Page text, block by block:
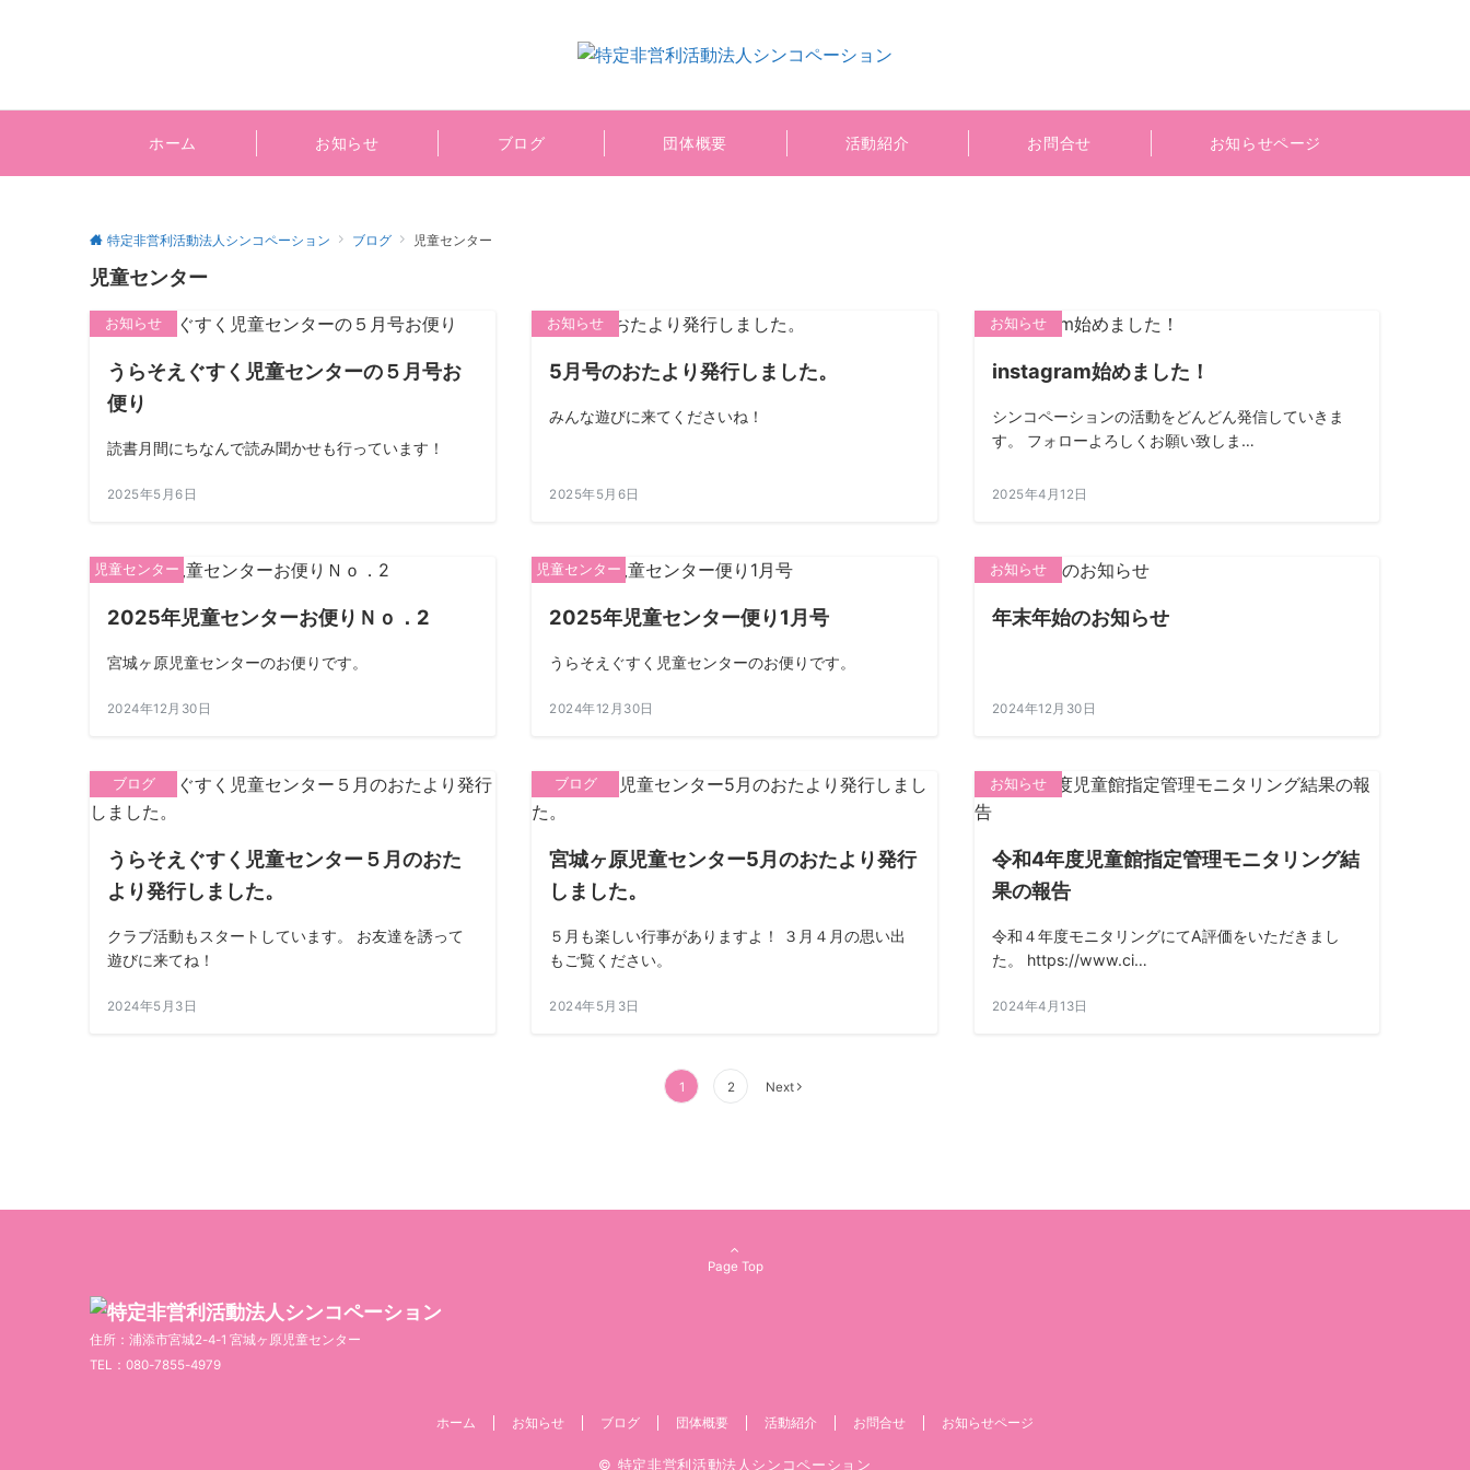
ホーム お知らせ ブログ 団体概要 活動紹介 お問合せ お知らせページ
特定非営利活動法人シンコペーション ブログ 児童センター
児童センター
お知らせ
うらそえぐすく児童センターの５月号お
便り
読書月間にちなんで読み聞かせも行っています！
2025年5月6日
お知らせ
5月号のおたより発行しました。
みんな遊びに来てくださいね！
2025年5月6日
お知らせ
instagram始めました！
シンコペーションの活動をどんどん発信していきま
す。 フォローよろしくお願い致しま…
2025年4月12日
児童センター
2025年児童センターお便りＮｏ．2
宮城ヶ原児童センターのお便りです。
2024年12月30日
児童センター
2025年児童センター便り1月号
うらそえぐすく児童センターのお便りです。
2024年12月30日
お知らせ
年末年始のお知らせ
2024年12月30日
ブログ
うらそえぐすく児童センター５月のおた
より発行しました。
クラブ活動もスタートしています。 お友達を誘って
遊びに来てね！
2024年5月3日
ブログ
宮城ヶ原児童センター5月のおたより発行
しました。
５月も楽しい行事がありますよ！ ３月４月の思い出
もご覧ください。
2024年5月3日
お知らせ
令和4年度児童館指定管理モニタリング結
果の報告
令和４年度モニタリングにてA評価をいただきまし
た。 https://www.ci…
2024年4月13日
送
り
1 2 Next
Page Top
住所：浦添市宮城2-4-1 宮城ヶ原児童センター
TEL：080-7855-4979
ホーム お知らせ ブログ 団体概要 活動紹介 お問合せ お知らせページ